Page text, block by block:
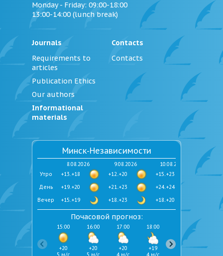
Monday - Friday: 09:00-18:00
13:00-14:00 (lunch break)
Journals
Requirements to
articles
Publication Ethics
Our authors
Informational
materials
Contacts
Contacts
Минск-Независимости
8.08.2026
+13..+18
+19..+20
+15..+19
9.08.2026
+12..+20
+21..+23
+18..+23
10.08.2026
+15..+23
+24..+24
+18..+20
Вечер
День
Утро
Почасовой прогноз:
15:00
+20
16:00
+20
17:00
+20
18:00
+19
19:00
+19